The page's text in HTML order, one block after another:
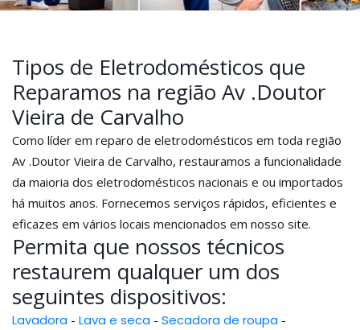
Tipos de Eletrodomésticos que
Reparamos na região Av .Doutor
Vieira de Carvalho
Como líder em reparo de eletrodomésticos em toda região
Av .Doutor Vieira de Carvalho, restauramos a funcionalidade
da maioria dos eletrodomésticos nacionais e ou importados
há muitos anos. Fornecemos serviços rápidos, eficientes e
eficazes em vários locais mencionados em nosso site.
Permita que nossos técnicos
restaurem qualquer um dos
seguintes dispositivos:
Lavadora - Lava e seca - Secadora de roupa -